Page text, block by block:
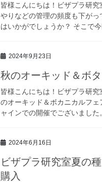
皆様こんにちは！ビザプラ研
やりなどの管理の頻度も下が
はいかがでしょうか？ そこで
2024年9月23日
秋のオーキッド＆ボ
皆様こんにちは！ビザプラ研
のオーキッド＆ボカニカルフ
ャインでの開催でございまし
2024年6月16日
ビザプラ研究室夏の
購入